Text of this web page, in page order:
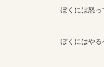
ぼくには怒っ
ぼくにはやる